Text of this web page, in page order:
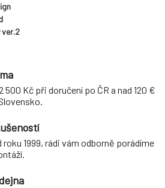
ver.2
500 Kč při doručení po ČR a nad 120 €
1999, rádi vám odborně porádíme